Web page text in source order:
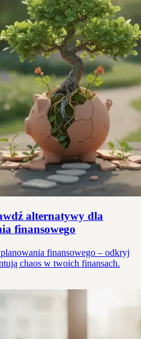
alternatywy dla
finansowego
finansowego – odkryj
chaos w twoich finansach.